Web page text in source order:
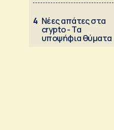
4 Νέες απάτες στα
crypto - Τα
υποψήφια θύματα